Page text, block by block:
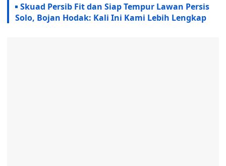
Skuad Persib Fit dan Siap Tempur Lawan Persis
Solo, Bojan Hodak: Kali Ini Kami Lebih Lengkap